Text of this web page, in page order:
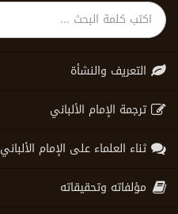
التعريف والنشأة
ترجمة الإمام الألباني
ثناء العلماء على الإمام الألباني
مؤلفاته وتحقيقاته